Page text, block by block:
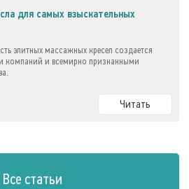
для самых взыскательных
элитных массажных кресел создается
компаний и всемирно признанными
Читать
Все статьи